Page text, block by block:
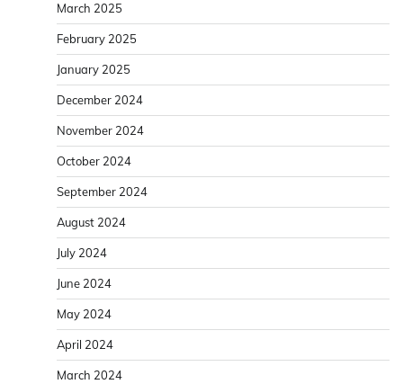
March 2025
February 2025
January 2025
December 2024
November 2024
October 2024
September 2024
August 2024
July 2024
June 2024
May 2024
April 2024
March 2024